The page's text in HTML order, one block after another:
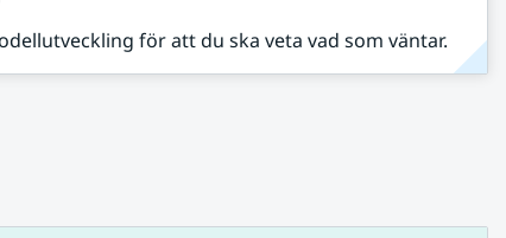
för att du ska veta vad som väntar.